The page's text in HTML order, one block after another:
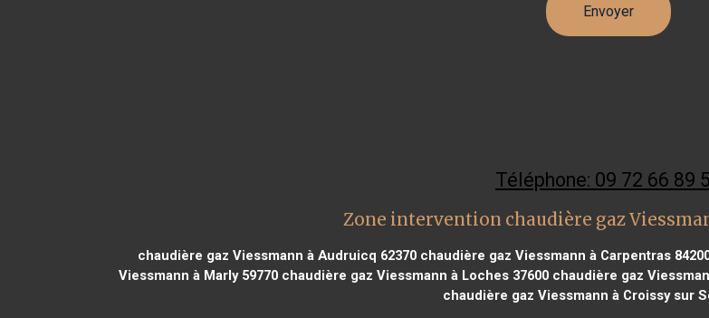
Téléphone: 09 72 66 89
Zone intervention chaudière gaz
chaudière gaz Viessmann à Audruicq 62370chaudière gaz Viessmann à Carpentras
Viessmann à Marly 59770chaudière gaz Viessmann à Loches 37600chaudière gaz
chaudière gaz Viessmann à Croissy sur